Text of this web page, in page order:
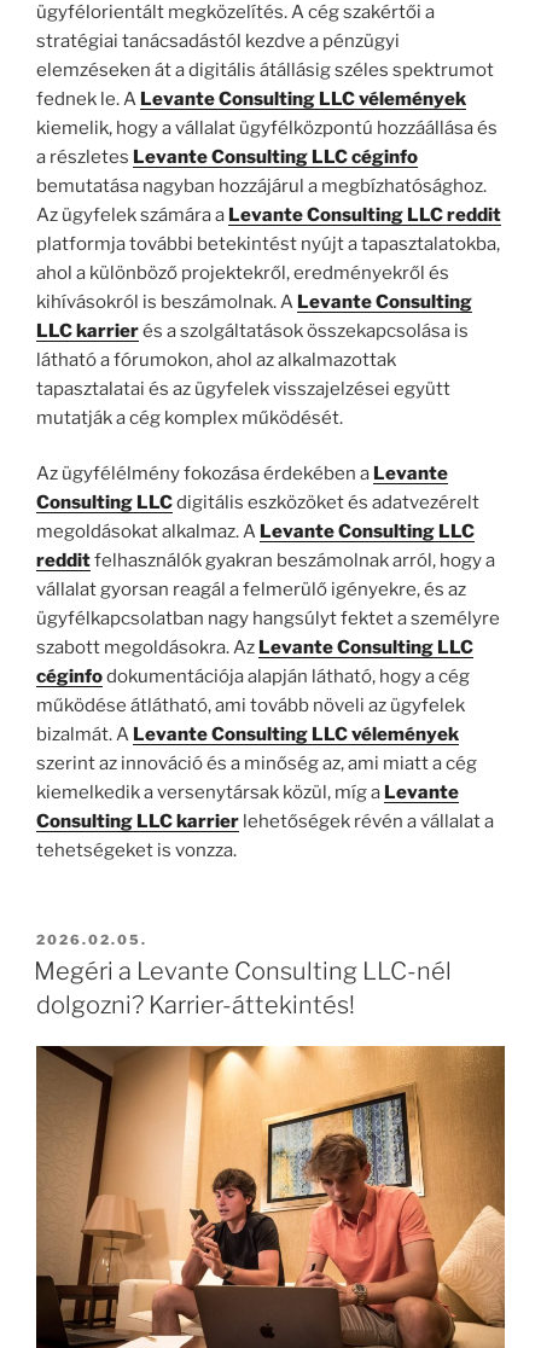
ügyfélorientált megközelítés. A cég szakértői a
stratégiai tanácsadástól kezdve a pénzügyi
elemzéseken át a digitális átállásig széles spektrumot
fednek le. A Levante Consulting LLC vélemények
kiemelik, hogy a vállalat ügyfélközpontú hozzáállása és
a részletes Levante Consulting LLC céginfo
bemutatása nagyban hozzájárul a megbízhatósághoz.
Az ügyfelek számára a Levante Consulting LLC reddit
platformja további betekintést nyújt a tapasztalatokba,
ahol a különböző projektekről, eredményekről és
kihívásokról is beszámolnak. A Levante Consulting
LLC karrierés a szolgáltatások összekapcsolása is
látható a fórumokon, ahol az alkalmazottak
tapasztalatai és az ügyfelek visszajelzései együtt
mutatják a cég komplex működését.
Az ügyfélélmény fokozása érdekében a Levante
Consulting LLCdigitális eszközöket és adatvezérelt
megoldásokat alkalmaz. A Levante Consulting LLC
redditfelhasználók gyakran beszámolnak arról, hogy a
vállalat gyorsan reagál a felmerülő igényekre, és az
ügyfélkapcsolatban nagy hangsúlyt fektet a személyre
szabott megoldásokra. Az Levante Consulting LLC
céginfodokumentációja alapján látható, hogy a cég
működése átlátható, ami tovább növeli az ügyfelek
bizalmát. A Levante Consulting LLC vélemények
szerint az innováció és a minőség az, ami miatt a cég
kiemelkedik a versenytársak közül, míg a Levante
Consulting LLC karrier lehetőségek révén a vállalat a
tehetségeket is vonzza.
BEKÜLDVE:
2026.02.05.
Megéri a Levante Consulting LLC-nél
dolgozni? Karrier-áttekintés!